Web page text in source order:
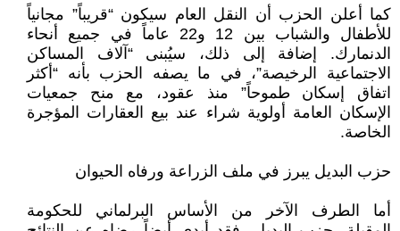
كما أعلن الحزب أن النقل العام سيكون “قريباً” مجانياً
للأطفال والشباب بين 12 و22 عاماً في جميع أنحاء
الدنمارك. إضافة إلى ذلك، سيُبنى “آلاف المساكن
الاجتماعية الرخيصة”، في ما يصفه الحزب بأنه “أكثر
اتفاق إسكان طموحاً” منذ عقود، مع منح جمعيات
الإسكان العامة أولوية شراء عند بيع العقارات المؤجرة
الخاصة.
حزب البديل يبرز في ملف الزراعة ورفاه الحيوان
أما الطرف الآخر من الأساس البرلماني للحكومة